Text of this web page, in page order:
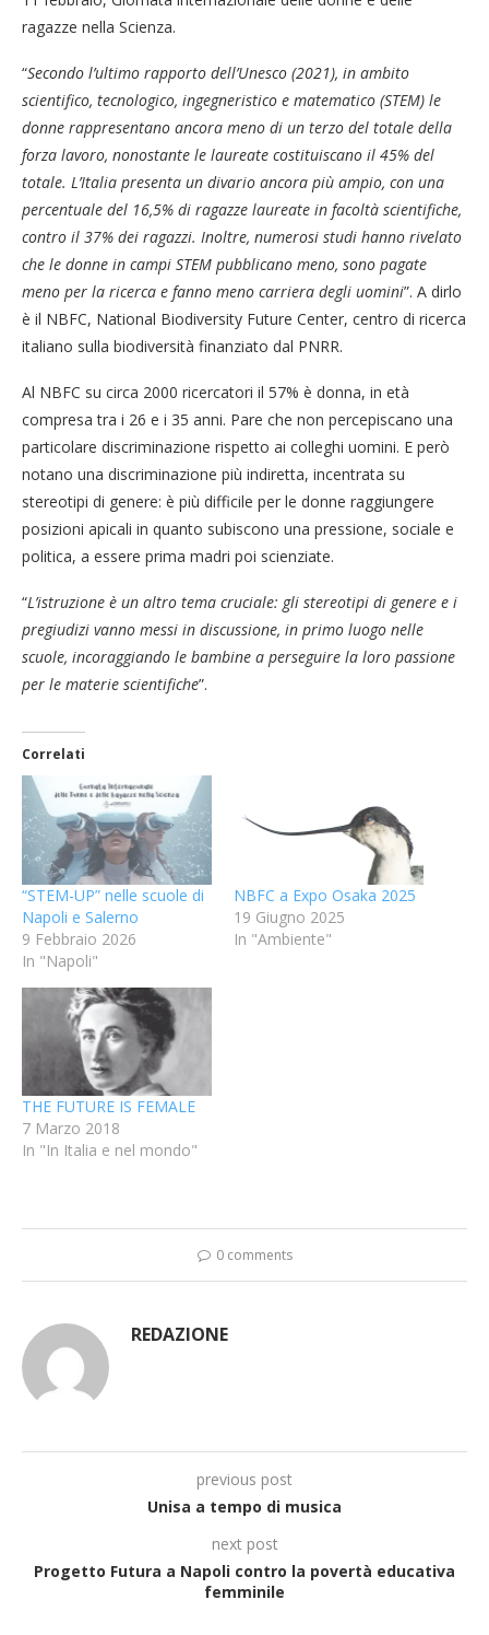
ragazze nella Scienza.
“Secondo l’ultimo rapporto dell’Unesco (2021), in ambito
scientifico, tecnologico, ingegneristico e matematico (STEM) le
donne rappresentano ancora meno di un terzo del totale della
forza lavoro, nonostante le laureate costituiscano il 45% del
totale. L’Italia presenta un divario ancora più ampio, con una
percentuale del 16,5% di ragazze laureate in facoltà scientifiche,
contro il 37% dei ragazzi. Inoltre, numerosi studi hanno rivelato
che le donne in campi STEM pubblicano meno, sono pagate
meno per la ricerca e fanno meno carriera degli uomini”. A dirlo
è il NBFC, National Biodiversity Future Center, centro di ricerca
italiano sulla biodiversità finanziato dal PNRR.
Al NBFC su circa 2000 ricercatori il 57% è donna, in età
compresa tra i 26 e i 35 anni. Pare che non percepiscano una
particolare discriminazione rispetto ai colleghi uomini. E però
notano una discriminazione più indiretta, incentrata su
stereotipi di genere: è più difficile per le donne raggiungere
posizioni apicali in quanto subiscono una pressione, sociale e
politica, a essere prima madri poi scienziate.
“L’istruzione è un altro tema cruciale: gli stereotipi di genere e i
pregiudizi vanno messi in discussione, in primo luogo nelle
scuole, incoraggiando le bambine a perseguire la loro passione
per le materie scientifiche”.
Correlati
“STEM-UP” nelle scuole di
Napoli e Salerno
9 Febbraio 2026
In "Napoli"
NBFC a Expo Osaka 2025
19 Giugno 2025
In "Ambiente"
THE FUTURE IS FEMALE
7 Marzo 2018
In "In Italia e nel mondo"
0 comments
REDAZIONE
previous post
Unisa a tempo di musica
next post
Progetto Futura a Napoli contro la povertà educativa
femminile